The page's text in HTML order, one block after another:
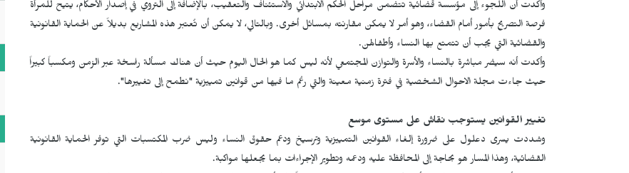
وأكدت أن اللجوء إلى مؤسسة قضائية تتضمن مراحل الحكم الابتدائي والاستئناف والتعقيب، بالإضافة إلى التروي في إصدار الأحكام، يتيح للمرأة
فرصة التصريح بأمور أمام القضاء، وهو أمر لا يمكن مقارنته بمسائل أخرى. وبالتالي، لا يمكن أن تُعتبر هذه المشاريع بديلاً عن الحماية القانونية
والقضائية التي يجب أن تتمتع بها النساء وأطفالهن.
وأكدت أنه سيضر مباشرة بالنساء والأسرة والتوازن المجتمعي لأنه ليس كما هو الحال اليوم حيث أن هناك مسألة راسخة عبر الزمن ومكسباً كبيراً
حيث جاءت مجلة الاحوال الشخصية في فترة زمنية معينة والتي رغم ما فيها من قوانين تمييزية "نطمح إلى تغييرها".
تغيير القوانين يستوجب نقاش على مستوى موسع
وشددت يسرى دعلول على ضرورة إلغاء القوانين التمييزية وترسيخ ودعم حقوق النساء وليس ضرب المكتسبات التي توفر الحماية القانونية
القضائية، وهذا المسار هو بحاجة إلى المحافظة عليه ودعمه وتطوير الإجراءات بما يجعلها مواكبة.